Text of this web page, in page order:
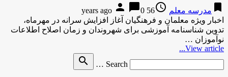
bookmark مدرسه معلم access_time
56 years ago
person chat_bubble0
اخبار ويژه معلمان و فرهنگيان آغاز افزایش سرانه در مهرماه،
تدوین شناسنامه آموزشی برای شهروندان و زمان اصلاح اطلاعات
نوآموزان …
View article...
Search …
search